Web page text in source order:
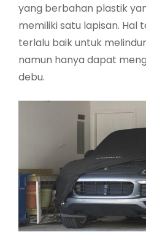
yang berbahan plastik
memiliki satu lapisan.
terlalu baik untuk
namun hanya dapat
debu.